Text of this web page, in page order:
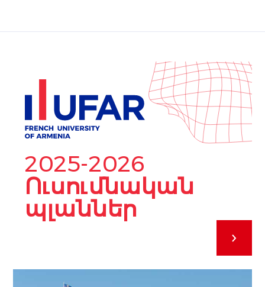
2025-2026
Ուսումնական
պլաններ